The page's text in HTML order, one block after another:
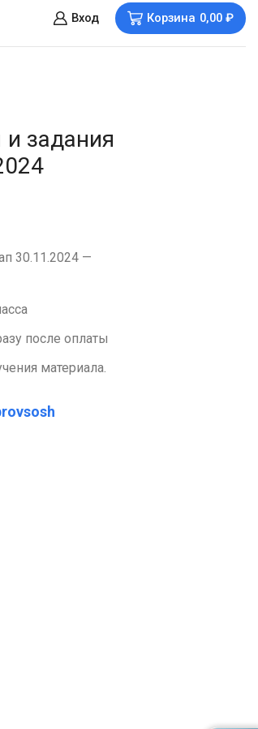
Вход Корзина 0,00 ₽
задания
30.11.2024 —
после оплаты
материала.